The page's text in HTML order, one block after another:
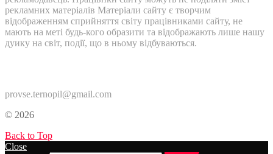
рекламних матеріалів Матеріали сайту є творчим
відображенням сприйняття світу працівниками сайту, не
мають на меті будь-кого образити та відображають лише нашу
дуику на світ, події, що в ньому відбуваються.
provse.ternopil@gmail.com
© 2026
Back to Top
Close